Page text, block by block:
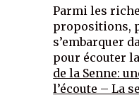
Parmi les
propositions,
s’embarquer
pour écouter la
de la Senne:
l’écoute – La